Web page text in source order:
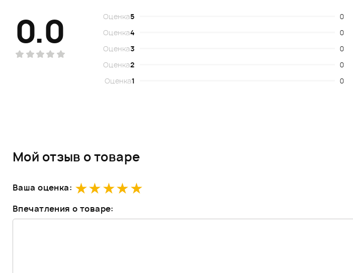
0.0 Оценка5
0
Оценка4
0
Оценка3
0
Оценка2
0
Оценка1 0
Мой отзыв о товаре
Ваша оценка:
Впечатления о товаре: